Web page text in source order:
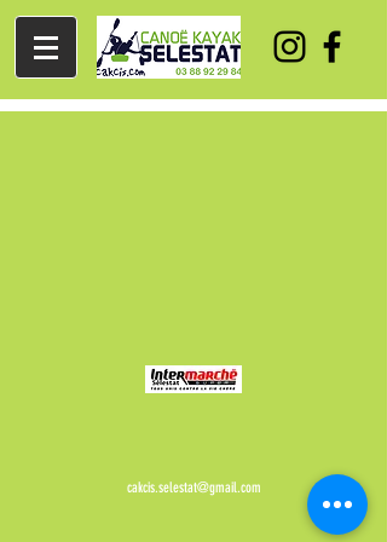
cakcis.selestat@gmail.com